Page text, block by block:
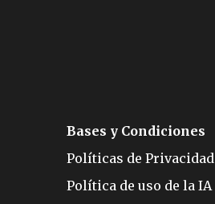
Bases y Condiciones
Políticas de Privacidad
Política de uso de la IA